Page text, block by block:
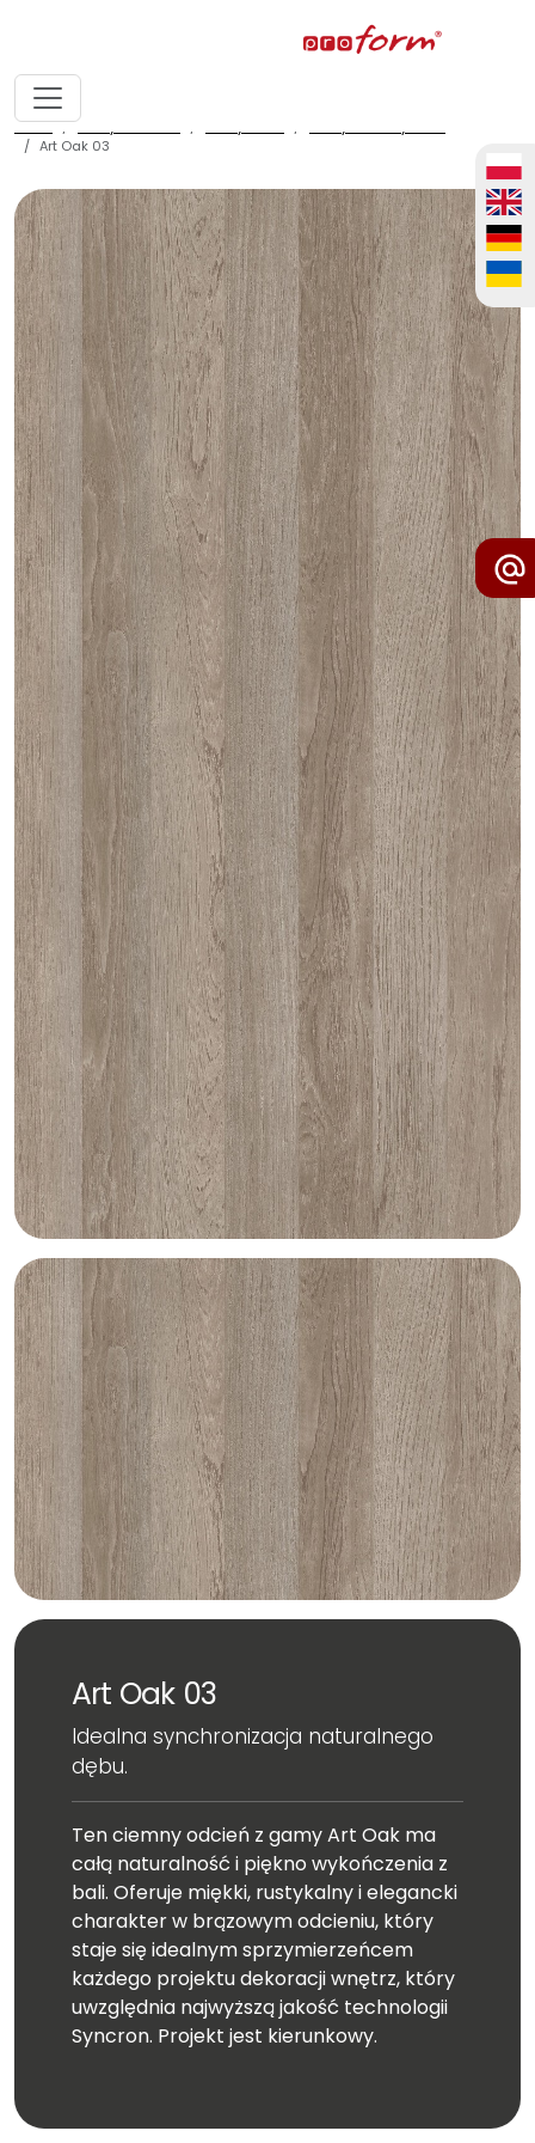
home fronty meblowe
Art Oak 03
Art Oak 03
Idealna synchronizacja naturalnego
dębu.
Ten ciemny odcień z gamy Art Oak ma
całą naturalność i piękno wykończenia z
bali. Oferuje miękki, rustykalny i elegancki
charakter w brązowym odcieniu, który
staje się idealnym sprzymierzeńcem
każdego projektu dekoracji wnętrz, który
uwzględnia najwyższą jakość technologii
Syncron. Projekt jest kierunkowy.